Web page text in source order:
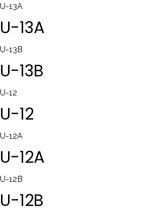
U-13A
U-13A
U-13B
U-13B
U-12
U-12
U-12A
U-12A
U-12B
U-12B